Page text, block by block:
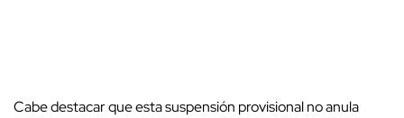
Cabe destacar que esta suspensión provisional no anula